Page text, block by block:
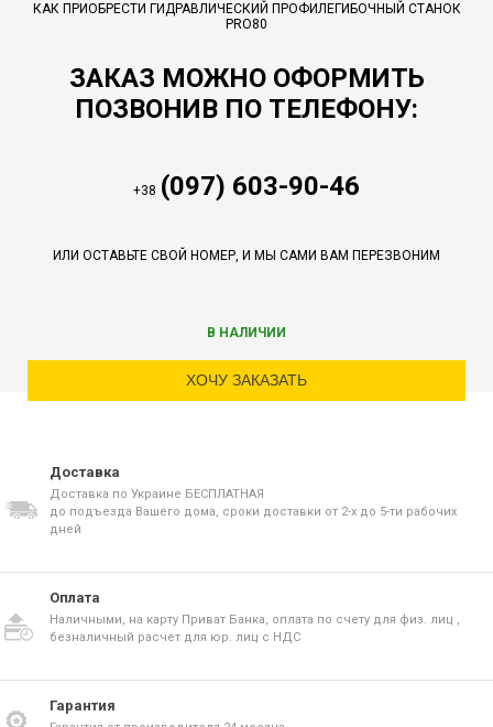
КАК ПРИОБРЕСТИ ГИДРАВЛИЧЕСКИЙ ПРОФИЛЕГИБОЧНЫЙ СТАНОК
PRO80
ЗАКАЗ МОЖНО ОФОРМИТЬ
ПОЗВОНИВ ПО ТЕЛЕФОНУ:
+38 (097) 603-90-46
ИЛИ ОСТАВЬТЕ СВОЙ НОМЕР, И МЫ САМИ ВАМ ПЕРЕЗВОНИМ
В НАЛИЧИИ
ХОЧУ ЗАКАЗАТЬ
Доставка
Доставка по Украине БЕСПЛАТНАЯ
до подъезда Вашего дома, сроки доставки от 2-х до 5-ти рабочих
дней
Оплата
Наличными, на карту Приват Банка, оплата по счету для физ. лиц ,
безналичный расчет для юр. лиц с НДС
Гарантия